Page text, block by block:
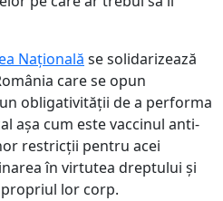
Națională se solidarizează
care se opun
obligativității de a performa
așa cum este vaccinul anti-
restricții pentru acei
în virtutea dreptului și
lor corp.